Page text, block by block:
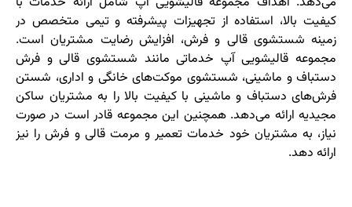
کیفیت بالا، استفاده از تجهیزات پیشرفته و تیمی متخصص در
زمینه شستشوی قالی و فرش، افزایش رضایت مشتریان است.
مجموعه قالیشویی آپ خدماتی مانند شستشوی قالی و فرش
دستباف و ماشینی، شستشوی موکت‌های خانگی و اداری، شستن
فرش‌های دستباف و ماشینی با کیفیت بالا را به مشتریان ساکن
مجیدیه ارائه می‌دهد. همچنین این مجموعه قادر است در صورت
نیاز، به مشتریان خود خدمات تعمیر و مرمت قالی و فرش را نیز
ارائه دهد.